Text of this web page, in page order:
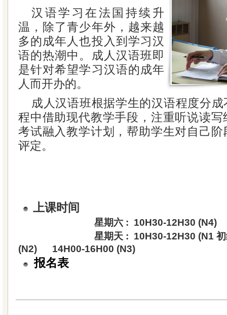
汉语学习在法国持续升
温，除了青少年外，越来越
多的成年人也投入到学习汉
语的热潮中。成人汉语班即
是针对希望学习汉语的成年
人而开办的。
成人汉语班根据学生的汉语程度分
程中借助现代教学手段，注重听说读
考试融入教学计划，帮助学生对自己
评定。
上课时间
星期六 : 10H30-12H30 (N4)
星期天 : 10H30-12H30 (N1 初级
(N2) 14H00-16H00 (N3)
报名表